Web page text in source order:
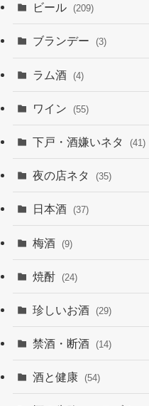
ビール (209)
ブランデー (3)
ラム酒 (4)
ワイン (55)
下戸・酒嫌いネタ (41)
夜の店ネタ (35)
日本酒 (37)
梅酒 (9)
焼酎 (24)
珍しいお酒 (29)
禁酒・断酒 (14)
酒と健康 (54)